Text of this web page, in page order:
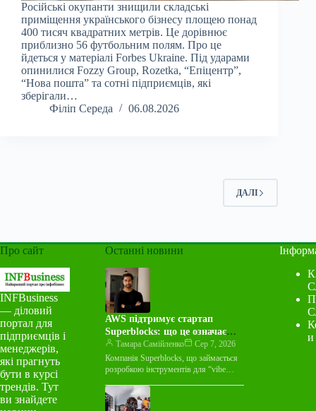
Російські окупанти знищили складські
приміщення українського бізнесу площею понад
400 тисяч квадратних метрів. Це дорівнює
приблизно 56 футбольним полям. Про це
йдеться у матеріалі Forbes Ukraine. Під ударами
опинилися Fozzy Group, Rozetka, “Епіцентр”,
“Нова пошта” та сотні підприємців, які
зберігали…
Філіп Середа
06.08.2026
ДАЛІ
Про сайт
INFBusiness
— діловий
портал для
підприємців і
менеджерів,
які прагнуть
бути в курсі
трендів. Тут
ви знайдете
Останні новини
AWS підтримує стартап
Superblocks: що це означає
для індустрії
Тамара Самійленко
Сер 7, 2026
Компанія Superblocks, що займається
розробкою інструментів для “vibe
угоду про спільний маркетинг із
Amazon Web Services…
и